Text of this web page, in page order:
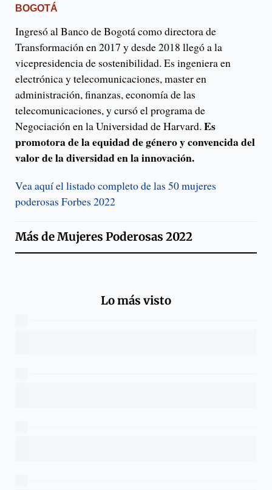
BOGOTÁ
Ingresó al Banco de Bogotá como directora de
Transformación en 2017 y desde 2018 llegó a la
vicepresidencia de sostenibilidad. Es ingeniera en
electrónica y telecomunicaciones, master en
administración, finanzas, economía de las
telecomunicaciones, y cursó el programa de
Negociación en la Universidad de Harvard. Es
promotora de la equidad de género y convencida del
valor de la diversidad en la innovación.
Vea aquí el listado completo de las 50 mujeres
poderosas Forbes 2022
Más deMujeres Poderosas 2022
Lo más visto